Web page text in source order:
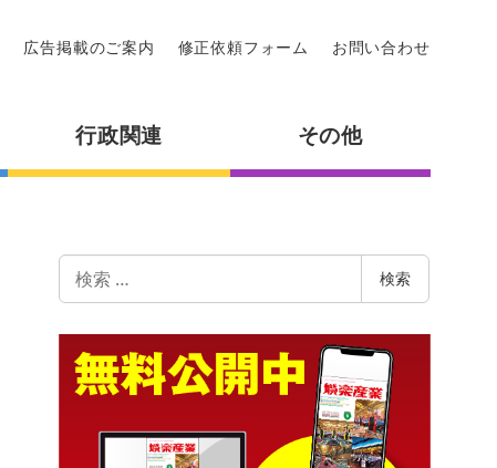
広告掲載のご案内 修正依頼フォーム お問い合わせ
行政関連 その他
索
検索